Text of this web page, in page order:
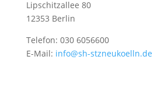
Lipschitzallee 80
12353 Berlin
Telefon: 030 6056600
E-Mail: info@sh-stzneukoelln.de